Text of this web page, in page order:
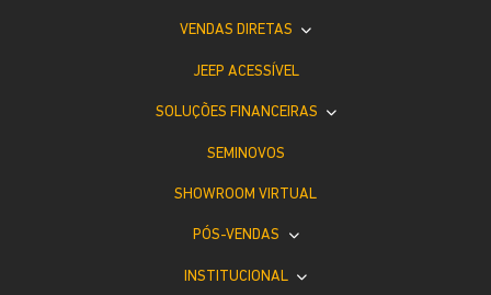
VENDAS DIRETAS
JEEP ACESSÍVEL
SOLUÇÕES FINANCEIRAS
SEMINOVOS
SHOWROOM VIRTUAL
PÓS-VENDAS
INSTITUCIONAL